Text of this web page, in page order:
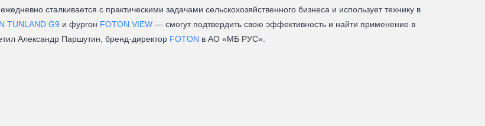
сталкивается с практическими задачами сельскохозяйственного бизнеса и использует технику в
TUNLAND G9 и фургон FOTON VIEW — смогут подтвердить свою эффективность и найти применение в
Александр Паршутин, бренд-директор FOTON в АО «МБ РУС».